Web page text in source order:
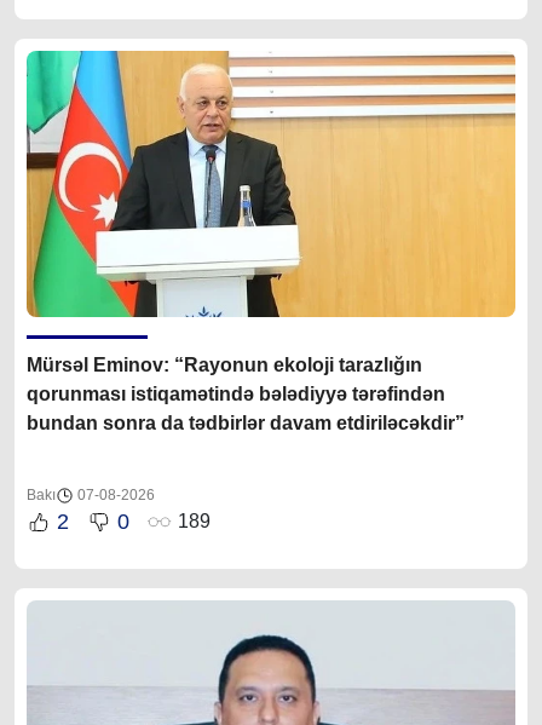
Mürsəl Eminov: “Rayonun ekoloji tarazlığın
qorunması istiqamətində bələdiyyə tərəfindən
bundan sonra da tədbirlər davam etdiriləcəkdir”
Bakı 07-08-2026
2 0 189